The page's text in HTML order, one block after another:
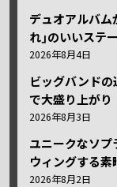
デュオアルバ
れ｣のいいステ
2026年8月4日
ビッグバンド
で大盛り上がり
2026年8月3日
ユニークなソ
ウィングする
2026年8月2日